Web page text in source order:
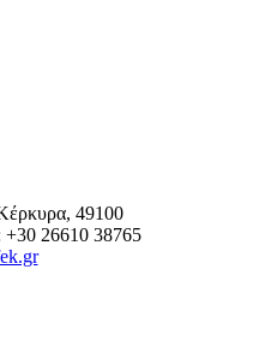
, 49100
26610 38765